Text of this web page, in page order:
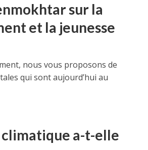
sur la
et la jeunesse
nous vous proposons de
qui sont aujourd’hui au
climatique a-t-elle